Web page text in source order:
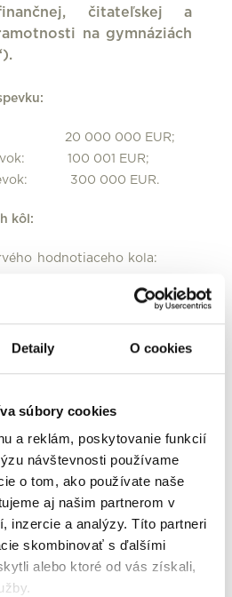
Detaily O cookies
súbory cookies
a reklám, poskytovanie funkcií
návštevnosti používame
o tom, ako používate naše
aj našim partnerom v
inzercie a analýzy. Títo partneri
skombinovať s ďalšími
alebo ktoré od vás získali,
čitateľskej a
na gymnáziách
000 000 EUR;
100 001 EUR;
300 000 EUR.
kôl:
hodnotiaceho kola:
hodnotiaceho kola:
hodnotiaceho kola:
žiadateľa je, aby bola
škôl a školských zariadení
nesmie byť financovaný zo
(súkromné zdroje nemôžu